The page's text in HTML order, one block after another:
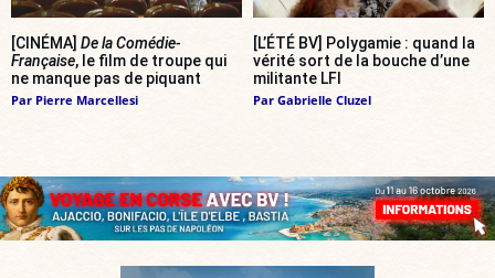
[CINÉMA] De la Comédie-
Française, le film de troupe qui
ne manque pas de piquant
Par Pierre Marcellesi
[L’ÉTÉ BV] Polygamie : quand la
vérité sort de la bouche d’une
militante LFI
Par Gabrielle Cluzel